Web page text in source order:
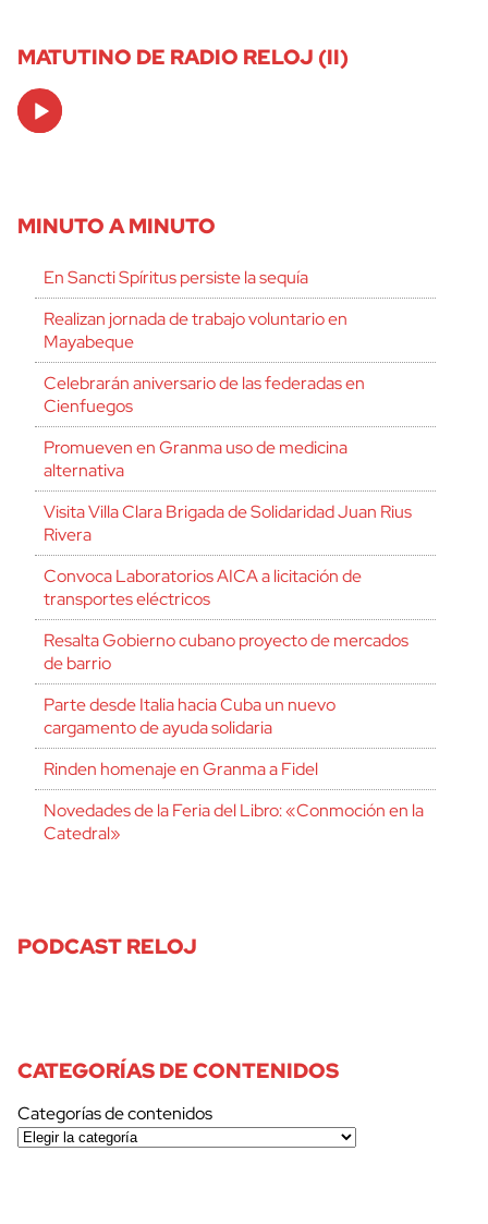
MATUTINO DE RADIO RELOJ (II)
Audio
Player
MINUTO A MINUTO
En Sancti Spíritus persiste la sequía
Realizan jornada de trabajo voluntario en
Mayabeque
Celebrarán aniversario de las federadas en
Cienfuegos
Promueven en Granma uso de medicina
alternativa
Visita Villa Clara Brigada de Solidaridad Juan Rius
Rivera
Convoca Laboratorios AICA a licitación de
transportes eléctricos
Resalta Gobierno cubano proyecto de mercados
de barrio
Parte desde Italia hacia Cuba un nuevo
cargamento de ayuda solidaria
Rinden homenaje en Granma a Fidel
Novedades de la Feria del Libro: «Conmoción en la
Catedral»
PODCAST RELOJ
CATEGORÍAS DE CONTENIDOS
Categorías de contenidos